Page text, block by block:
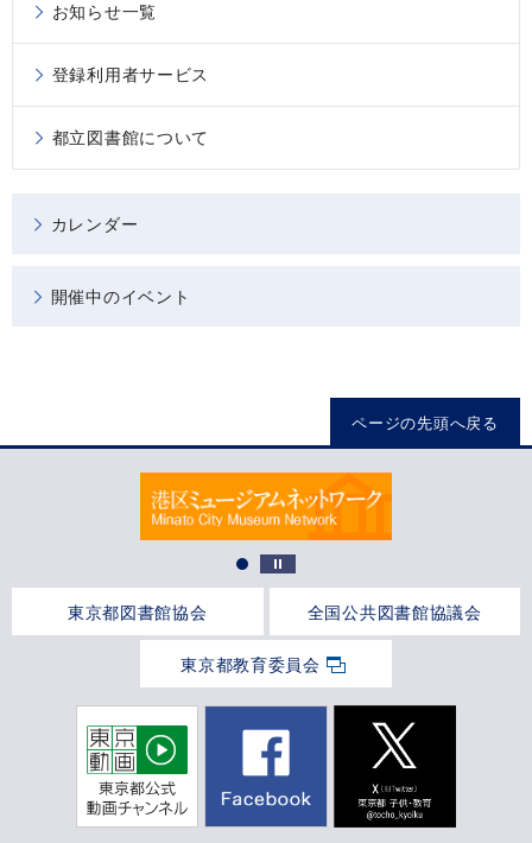
お知らせ一覧
登録利用者サービス
都立図書館について
カレンダー
開催中のイベント
ページの先頭へ戻る
東京都図書館協会 全国公共図書館協議会
東京都教育委員会